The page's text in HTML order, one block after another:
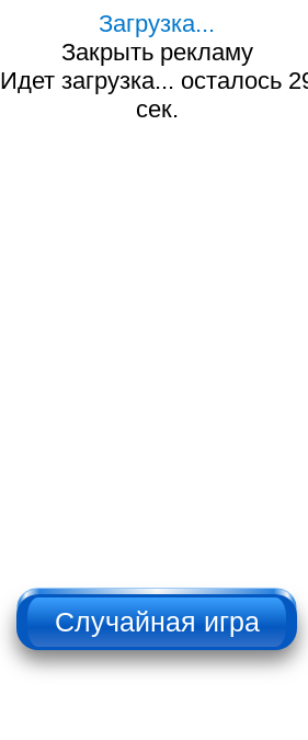
Загрузка...
Закрыть рекламу
Идет загрузка... осталось
сек.
НЕ НАЖИМАТЬ!!!